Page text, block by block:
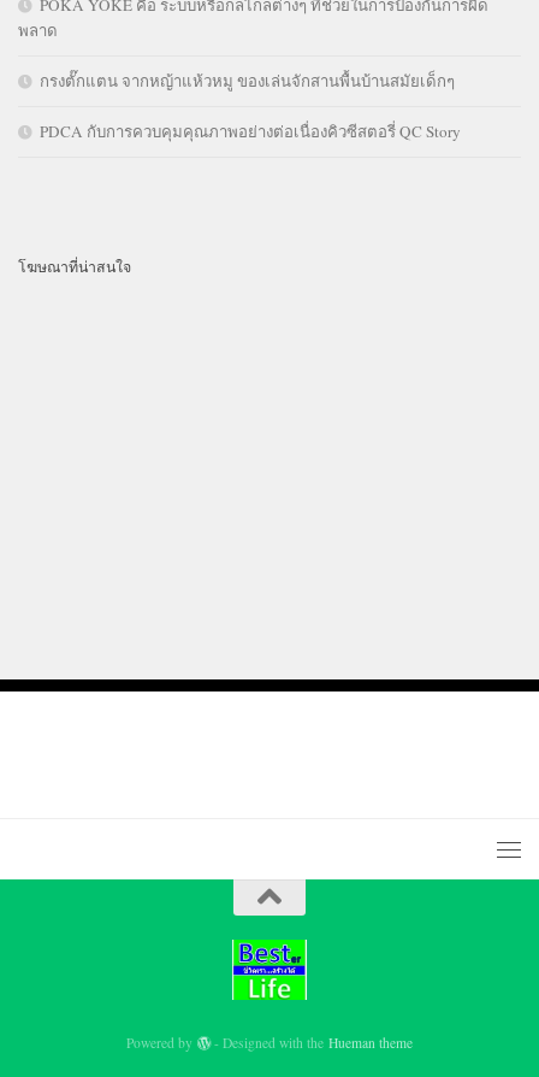
POKA YOKE คือ ระบบหรือกลไกลต่างๆ ที่ช่วยในการป้องกันการผิด
พลาด
กรงตั๊กแตน จากหญ้าแห้วหมู ของเล่นจักสานพื้นบ้านสมัยเด็กๆ
PDCA กับการควบคุมคุณภาพอย่างต่อเนื่องคิวซีสตอรี่ QC Story
โฆษณาที่น่าสนใจ
Powered by - Designed with theHueman theme